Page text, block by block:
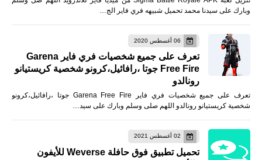
وبارك على سيدنا محمد تحميل شبيهه فري فاير الج…
06 أغسطس 2020
تعرف على جميع شخصيات فري فاير Garena
Free Fire جوتا ،رافائيل،كرونو شخصية كريستيانو
رونالدو
تعرف على جميع شخصيات فري فاير Garena Free Fire جوتا ،رافائيل،كرونو
شخصية كريستيانو رونالدو اللهم صلى وسلم وبارك على سيد…
02 أغسطس 2021
تحميل تطبيق فوق حافلة Weverse للأيفون